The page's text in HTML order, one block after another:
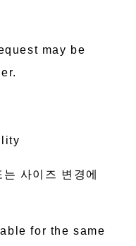
may be
사이즈 변경에
for the same